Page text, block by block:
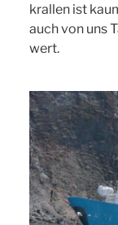
krallen ist
auch von uns
wert.